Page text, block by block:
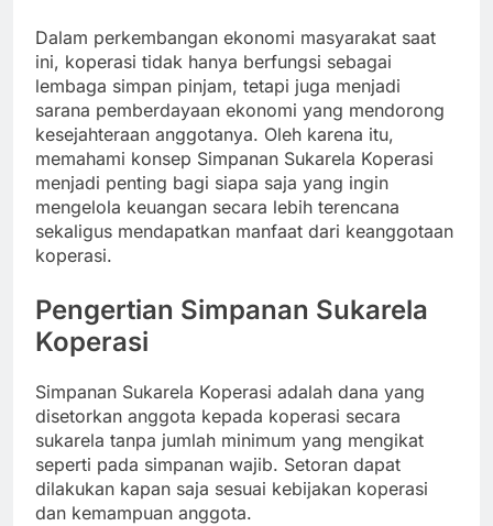
Dalam perkembangan ekonomi masyarakat saat
ini, koperasi tidak hanya berfungsi sebagai
lembaga simpan pinjam, tetapi juga menjadi
sarana pemberdayaan ekonomi yang mendorong
kesejahteraan anggotanya. Oleh karena itu,
memahami konsep Simpanan Sukarela Koperasi
menjadi penting bagi siapa saja yang ingin
mengelola keuangan secara lebih terencana
sekaligus mendapatkan manfaat dari keanggotaan
koperasi.
Pengertian Simpanan Sukarela
Koperasi
Simpanan Sukarela Koperasi adalah dana yang
disetorkan anggota kepada koperasi secara
sukarela tanpa jumlah minimum yang mengikat
seperti pada simpanan wajib. Setoran dapat
dilakukan kapan saja sesuai kebijakan koperasi
dan kemampuan anggota.